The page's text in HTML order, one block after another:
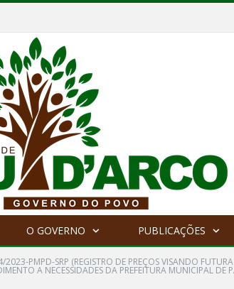
O GOVERNO PUBLICAÇÕES
2023-PMPD-SRP (REGISTRO DE PREÇOS VISANDO
A NECESSIDADES DA PREFEITURA MUNICIPAL DE